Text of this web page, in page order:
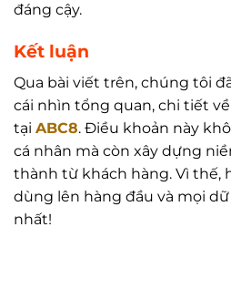
đáng cậy.
Kết luận
Qua bài viết trên, chúng tôi
cái nhìn tổng quan, chi tiết về
tại ABC8. Điều khoản này
cá nhân mà còn xây dựng
thành từ khách hàng. Vì thế,
dùng lên hàng đầu và mọi
nhất!